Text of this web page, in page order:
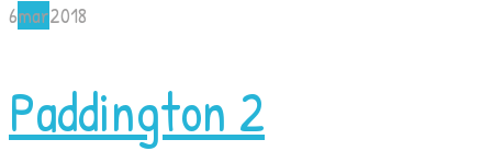
6mar2018
Paddington 2